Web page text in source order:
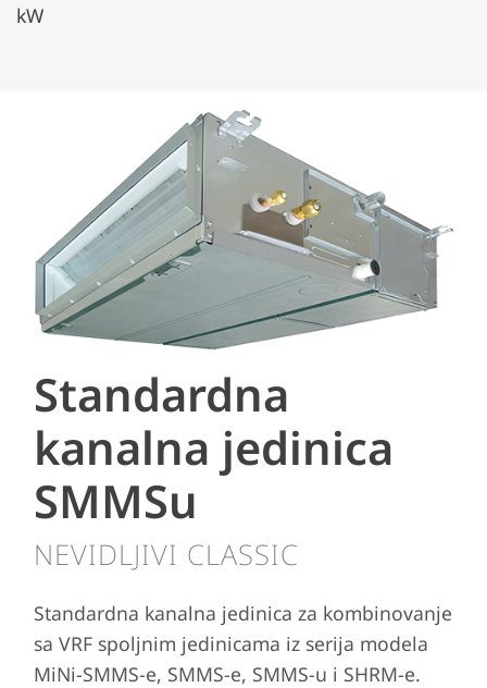
kW
Standardna
kanalna jedinica
SMMSu
NEVIDLJIVI CLASSIC
Standardna kanalna jedinica za kombinovanje
sa VRF spoljnim jedinicama iz serija modela
MiNi-SMMS-e, SMMS-e, SMMS-u i SHRM-e.